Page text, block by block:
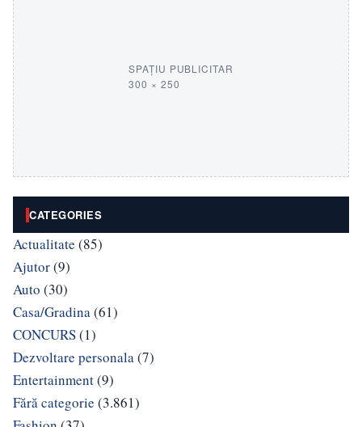
SPAȚIU PUBLICITAR
300 × 250
CATEGORIES
Actualitate (85)
Ajutor(9)
Auto (30)
Casa/Gradina(61)
CONCURS(1)
Dezvoltare personala(7)
Entertainment(9)
Fără categorie (3.861)